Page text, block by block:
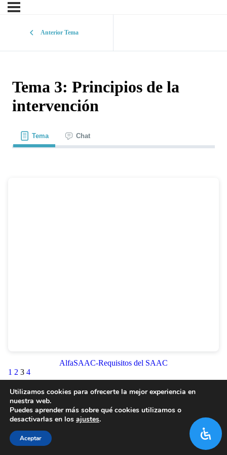
Anterior Tema
Tema 3: Principios de la
intervención
Tema Chat
AlfaSAAC-Requisitos del SAAC
1 2 3 4
Utilizamos cookies para ofrecerte la mejor experiencia en
nuestra web.
Puedes aprender más sobre qué cookies utilizamos o
desactivarlas en los ajustes.
Aceptar